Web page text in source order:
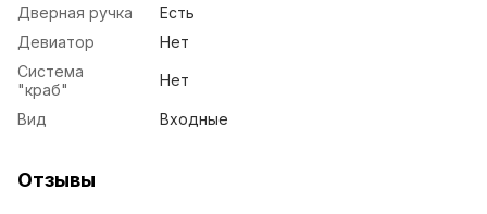
Дверная ручка
Есть
Девиатор
Нет
Система
"краб"
Нет
Вид Входные
Отзывы